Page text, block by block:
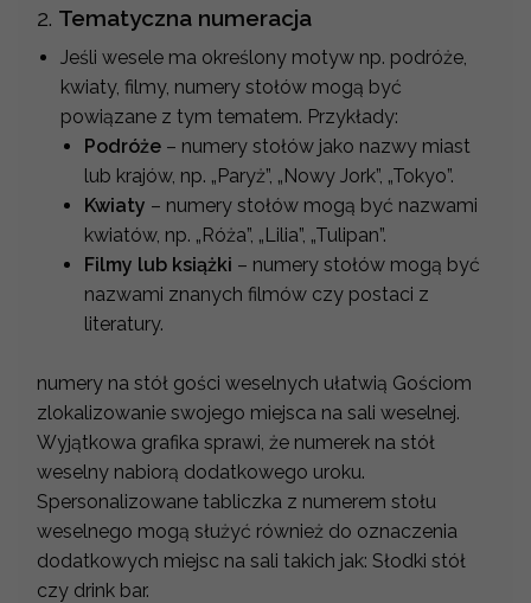
2. Tematyczna numeracja
Jeśli wesele ma określony motyw np. podróże,
kwiaty, filmy, numery stołów mogą być
powiązane z tym tematem. Przykłady:
Podróże – numery stołów jako nazwy miast
lub krajów, np. „Paryż”, „Nowy Jork”, „Tokyo”.
Kwiaty – numery stołów mogą być nazwami
kwiatów, np. „Róża”, „Lilia”, „Tulipan”.
Filmy lub książki – numery stołów mogą być
nazwami znanych filmów czy postaci z
literatury.
numery na stół gości weselnych ułatwią Gościom
zlokalizowanie swojego miejsca na sali weselnej.
Wyjątkowa grafika sprawi, że numerek na stół
weselny nabiorą dodatkowego uroku.
Spersonalizowane tabliczka z numerem stołu
weselnego mogą służyć również do oznaczenia
dodatkowych miejsc na sali takich jak: Słodki stół
czy drink bar.